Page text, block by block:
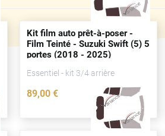
Kit film auto prêt-à-poser -
Film Teinté - Suzuki Swift (5) 5
portes (2018 - 2025)
Essentiel - kit 3/4 arrière
89,00 €
4519-SUZ